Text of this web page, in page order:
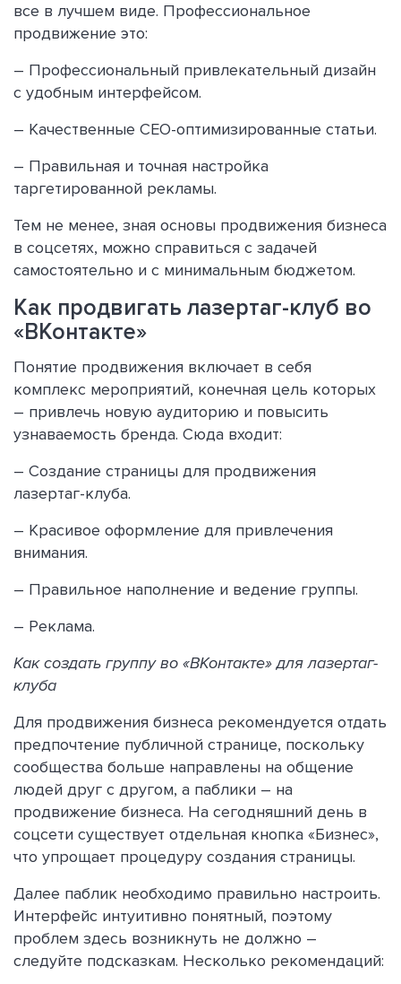
все в лучшем виде. Профессиональное
продвижение это:
– Профессиональный привлекательный дизайн
с удобным интерфейсом.
– Качественные СЕО-оптимизированные статьи.
– Правильная и точная настройка
таргетированной рекламы.
Тем не менее, зная основы продвижения бизнеса
в соцсетях, можно справиться с задачей
самостоятельно и с минимальным бюджетом.
Как продвигать лазертаг-клуб во
«ВКонтакте»
Понятие продвижения включает в себя
комплекс мероприятий, конечная цель которых
– привлечь новую аудиторию и повысить
узнаваемость бренда. Сюда входит:
– Создание страницы для продвижения
лазертаг-клуба.
– Красивое оформление для привлечения
внимания.
– Правильное наполнение и ведение группы.
– Реклама.
Как создать группу во «ВКонтакте» для лазертаг-
клуба
Для продвижения бизнеса рекомендуется отдать
предпочтение публичной странице, поскольку
сообщества больше направлены на общение
людей друг с другом, а паблики – на
продвижение бизнеса. На сегодняшний день в
соцсети существует отдельная кнопка «Бизнес»,
что упрощает процедуру создания страницы.
Далее паблик необходимо правильно настроить.
Интерфейс интуитивно понятный, поэтому
проблем здесь возникнуть не должно –
следуйте подсказкам. Несколько рекомендаций: